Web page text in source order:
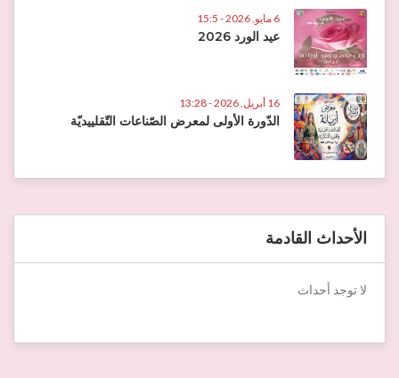
6 مايو, 2026 - 15:5
عيد الورد 2026
16 أبريل, 2026 - 13:28
الدّورة الأولى لمعرض الصّناعات التّقلييديّة
الأحداث القادمة
لا توجد أحداث